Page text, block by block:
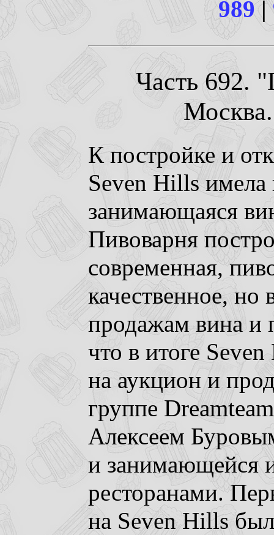
989|
Часть 692.
К постройке и
Seven Hills имела
занимающаяся
Пивоварня
современная,
качественное, но
продажам вина и
что в итоге
на аукцион и
группе
Алексеем
и занимающейся
ресторанами.
на Seven Hills